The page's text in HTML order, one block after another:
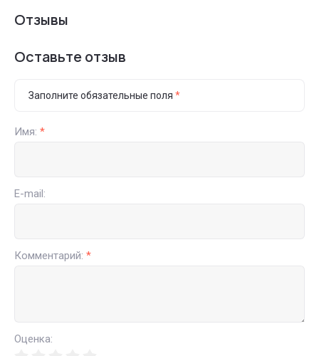
Отзывы
Оставьте отзыв
Заполните обязательные поля *
Имя: *
E-mail:
Комментарий: *
Оценка: